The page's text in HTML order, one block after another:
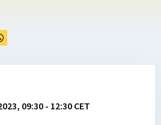
09:30 - 12:30 CET